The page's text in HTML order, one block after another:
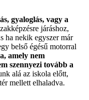
gyaloglás, vagy a
járáshoz,
ha nekik egyszer már
belső égésű motorral
amely nem
szennyezi tovább a
alá az iskola előtt,
mellett elhaladva.